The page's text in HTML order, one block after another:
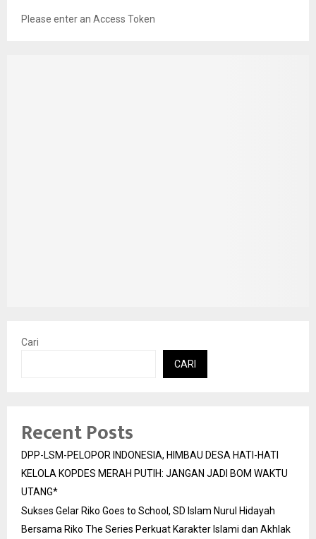
Please enter an Access Token
Cari
CARI
Recent Posts
DPP-LSM-PELOPOR INDONESIA, HIMBAU DESA HATI-HATI
KELOLA KOPDES MERAH PUTIH: JANGAN JADI BOM WAKTU
UTANG*
Sukses Gelar Riko Goes to School, SD Islam Nurul Hidayah
Bersama Riko The Series Perkuat Karakter Islami dan Akhlak